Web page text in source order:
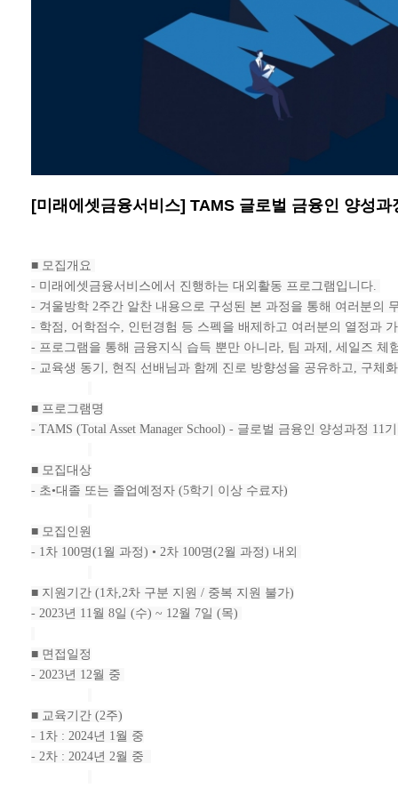
[미래에셋금융서비스] TAMS 글로벌 금융인 양성과
■ 모집개요
- 미래에셋금융서비스에서 진행하는 대외활동 프로그램입니다.
- 겨울방학 2주간 알찬 내용으로 구성된 본 과정을 통해 여러분의
- 학점, 어학점수, 인턴경험 등 스펙을 배제하고 여러분의 열정과
- 프로그램을 통해 금융지식 습득 뿐만 아니라, 팀 과제, 세일즈
- 교육생 동기, 현직 선배님과 함께 진로 방향성을 공유하고, 구체
■ 프로그램명
- TAMS (Total Asset Manager School) - 글로벌 금융인 양성과정 11
■ 모집대상
- 초•대졸 또는 졸업예정자 (5학기 이상 수료자)
■ 모집인원
- 1차 100명(1월 과정) • 2차 100명(2월 과정) 내외
■ 지원기간 (1차,2차 구분 지원 / 중복 지원 불가)
- 2023년 11월 8일 (수) ~ 12월 7일 (목)
■ 면접일정
- 2023년 12월 중
■ 교육기간 (2주)
- 1차 : 2024년 1월 중
- 2차 : 2024년 2월 중